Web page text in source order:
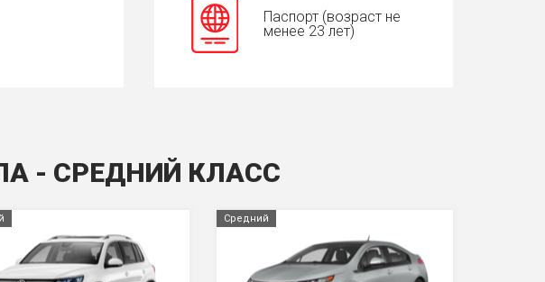
Паспорт (возраст не
менее 23 лет)
- СРЕДНИЙ КЛАСС
Средний